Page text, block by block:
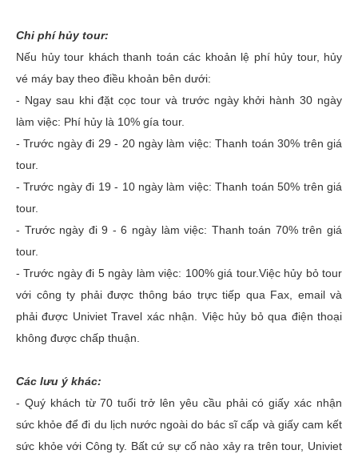
Chi phí hủy tour:
Nếu hủy tour khách thanh toán các khoản lệ phí hủy tour, hủy
vé máy bay theo điều khoản bên dưới:
- Ngay sau khi đặt cọc tour và trước ngày khởi hành 30 ngày
làm việc: Phí hủy là 10% gía tour.
- Trước ngày đi 29 - 20 ngày làm việc: Thanh toán 30% trên giá
tour.
- Trước ngày đi 19 - 10 ngày làm việc: Thanh toán 50% trên giá
tour.
- Trước ngày đi 9 - 6 ngày làm việc: Thanh toán 70% trên giá
tour.
- Trước ngày đi 5 ngày làm việc: 100% giá tour.Việc hủy bỏ tour
với công ty phải được thông báo trực tiếp qua Fax, email và
phải được Univiet Travel xác nhận. Việc hủy bỏ qua điện thoại
không được chấp thuận.
Các lưu ý khác:
- Quý khách từ 70 tuổi trở lên yêu cầu phải có giấy xác nhận
sức khỏe để đi du lịch nước ngoài do bác sĩ cấp và giấy cam kết
sức khỏe với Công ty. Bất cứ sự cố nào xảy ra trên tour, Univiet